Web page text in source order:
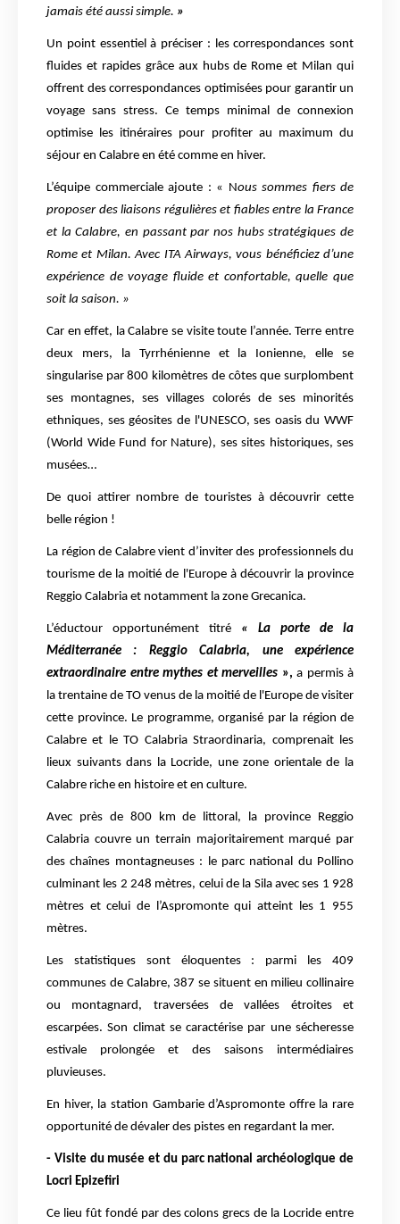
jamais été aussi simple. »
Un point essentiel à préciser : les correspondances sont
fluides et rapides grâce aux hubs de Rome et Milan qui
offrent des correspondances optimisées pour garantir un
voyage sans stress. Ce temps minimal de connexion
optimise les itinéraires pour profiter au maximum du
séjour en Calabre en été comme en hiver.
L’équipe commerciale ajoute : « Nous sommes fiers de
proposer des liaisons régulières et fiables entre la France
et la Calabre, en passant par nos hubs stratégiques de
Rome et Milan. Avec ITA Airways, vous bénéficiez d’une
expérience de voyage fluide et confortable, quelle que
soit la saison. »
Car en effet, la Calabre se visite toute l’année. Terre entre
deux mers, la Tyrrhénienne et la Ionienne, elle se
singularise par 800 kilomètres de côtes que surplombent
ses montagnes, ses villages colorés de ses minorités
ethniques, ses géosites de l'UNESCO, ses oasis du WWF
(World Wide Fund for Nature), ses sites historiques, ses
musées…
De quoi attirer nombre de touristes à découvrir cette
belle région !
La région de Calabre vient d’inviter des professionnels du
tourisme de la moitié de l'Europe à découvrir la province
Reggio Calabria et notamment la zone Grecanica.
L’éductour opportunément titré « La porte de la
Méditerranée : Reggio Calabria, une expérience
extraordinaire entre mythes et merveilles », a permis à
la trentaine de TO venus de la moitié de l'Europe de visiter
cette province. Le programme, organisé par la région de
Calabre et le TO Calabria Straordinaria, comprenait les
lieux suivants dans la Locride, une zone orientale de la
Calabre riche en histoire et en culture.
Avec près de 800 km de littoral, la province Reggio
Calabria couvre un terrain majoritairement marqué par
des chaînes montagneuses : le parc national du Pollino
culminant les 2 248 mètres, celui de la Sila avec ses 1 928
mètres et celui de l’Aspromonte qui atteint les 1 955
mètres.
Les statistiques sont éloquentes : parmi les 409
communes de Calabre, 387 se situent en milieu collinaire
ou montagnard, traversées de vallées étroites et
escarpées. Son climat se caractérise par une sécheresse
estivale prolongée et des saisons intermédiaires
pluvieuses.
En hiver, la station Gambarie d’Aspromonte offre la rare
opportunité de dévaler des pistes en regardant la mer.
- Visite du musée et du parc national archéologique de
Locri Epizefiri
Ce lieu fût fondé par des colons grecs de la Locride entre